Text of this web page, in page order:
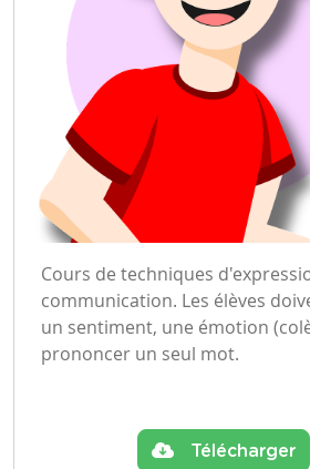
Cours de techniques
communication. Les élèves
un sentiment, une émotion
prononcer un seul mot.
Télécharger